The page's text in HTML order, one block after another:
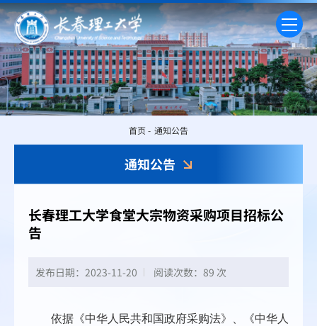
通知公告
首页 - 通知公告
长春理工大学食堂大宗物资采购项目招标公
告
发布日期：2023-11-20 阅读次数： 89 次
依据《中华人民共和国政府采购法》、《中华人